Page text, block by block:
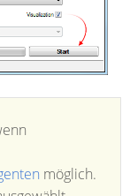
möglich.